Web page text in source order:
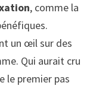
, comme la
un œil sur des
Qui aurait cru
le premier pas